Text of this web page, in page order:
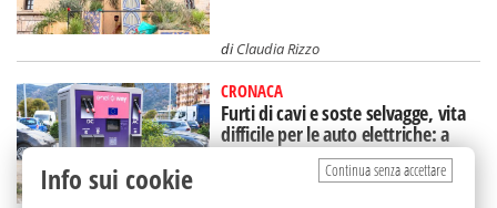
diClaudia Rizzo
CRONACA
Furti di cavi e soste selvagge, vita
difficile per le auto elettriche: a
Palermo si corre ai ripari
Continua senza accettare
Info sui cookie